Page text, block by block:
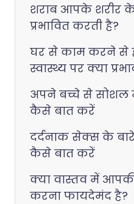
शराब आपके शरीर
प्रभावित करती है?
घर से काम करने से
स्वास्थ्य पर क्या
अपने बच्चे से सोशल
कैसे बात करें
दर्दनाक सेक्स के
कैसे बात करें
क्या वास्तव में
करना फायदेमंद है?